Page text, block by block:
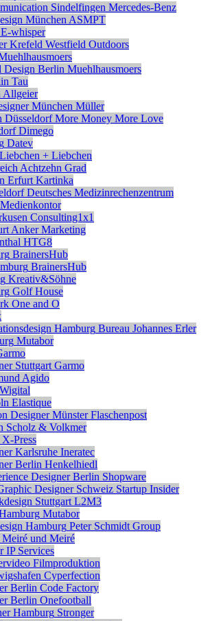
Sindelfingen Mercedes-Benz
München ASMPT
E-whisper
Krefeld Westfield Outdoors
Design Berlin Muehlhausmoers
Tau
Allgeier
München Müller
Düsseldorf More Money More Love
Dimego
Datev
Liebchen + Liebchen
Achtzehn Grad
Erfurt Kartinka
Deutsches Medizinrechenzentrum
Medienkontor
Consulting1x1
Anker Marketing
HTG8
BrainersHub
BrainersHub
Kreativ&Söhne
Golf House
One and O
Hamburg Bureau Johannes Erler
Mutabor
Stuttgart Garmo
Agido
Wigital
Elastique
Designer Münster Flaschenpost
Scholz & Volkmer
X-Press
Karlsruhe Ineratec
Berlin Henkelhiedl
Designer Berlin Shopware
Designer Schweiz Startup Insider
Stuttgart L2M3
Mutabor
Hamburg Peter Schmidt Group
Meiré und Meiré
IP Services
Filmproduktion
Cyperfection
Berlin Code Factory
Berlin Onefootball
Hamburg Stronger